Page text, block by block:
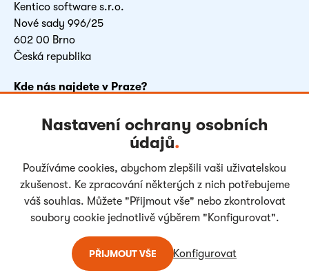
Kentico software s.r.o.
Nové sady 996/25
602 00 Brno
Česká republika
Kde nás najdete v Praze?
Vyskočilova 1481/4
Česká republika
FacebookLinkedInYoutubeInstagram
Copyright © 2004- Kentico Software. All rights reserved.
Nastavení ochrany osobních
údajů.
Používáme cookies, abychom zlepšili vaši uživatelskou
zkušenost. Ke zpracování některých z nich potřebujeme
váš souhlas. Můžete "Přijmout vše" nebo zkontrolovat
soubory cookie jednotlivě výběrem "Konfigurovat".
PŘIJMOUT VŠE Konfigurovat